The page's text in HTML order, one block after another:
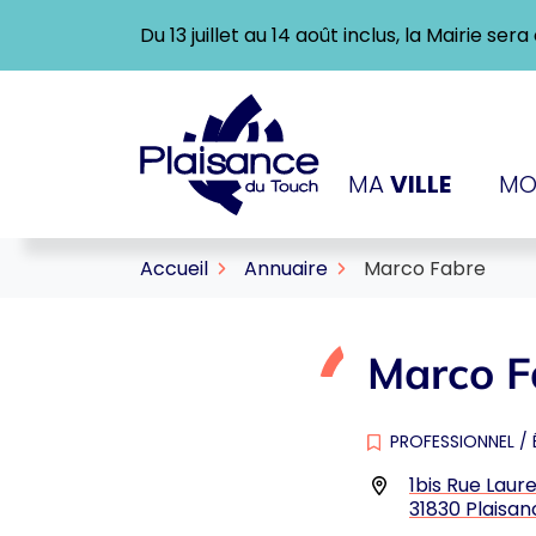
contenu
Du 13 juillet au 14 août inclus, la Mairie
Logo Ville de Plaisance-
MAVILLE
Accueil Annuaire Marco Fabre
Marco
PROFESSIONNEL /
Infos utiles
1bis Rue
31830